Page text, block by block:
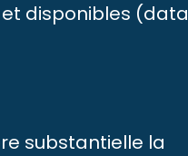
disponibles (data
substantielle la